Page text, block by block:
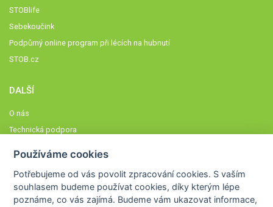
STOBlife
Sebekoučink
Podpůrný online program při lécích na hubnutí
STOB.cz
DALŠÍ
O nás
Technická podpora
Členové STOBklubu
Zásady nakládání s osobními údaji
Používáme cookies
Potřebujeme od vás povolit zpracování cookies. S vaším
souhlasem budeme používat cookies, díky kterým lépe
poznáme,co vás zajímá. Budeme vám ukazovat informace,